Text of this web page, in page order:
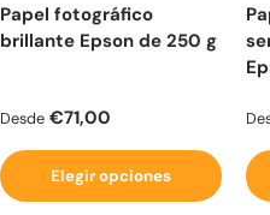
Papel fotográfico
brillante Epson de 250 g
Precio normal
Desde €71,00
Elegir opciones